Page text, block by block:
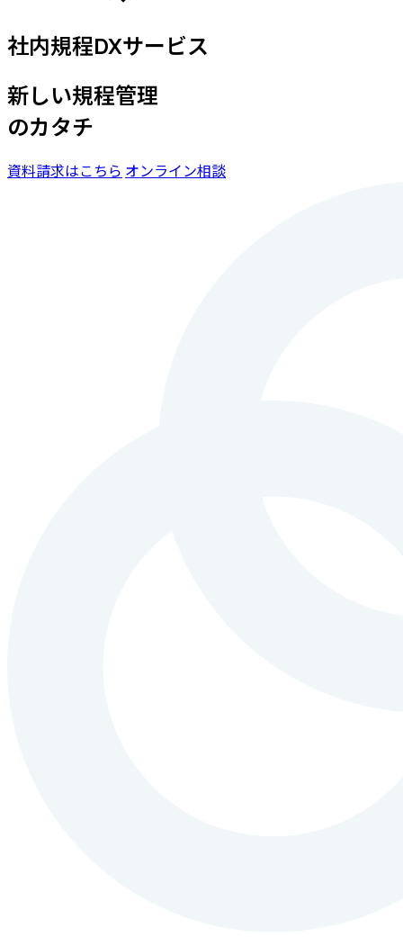
社内規程DXサービス
新しい規程管理
のカタチ
資料請求はこちら オンライン相談